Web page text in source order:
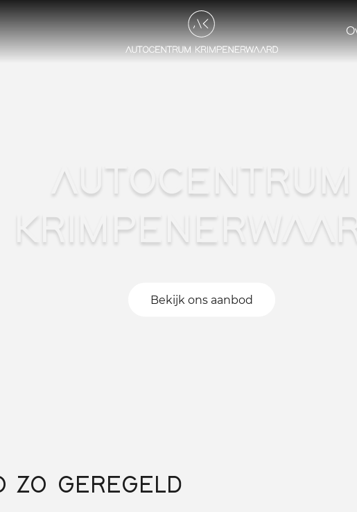
AUTOCENTRUM
Bekijk ons aanbod
ZO GEREGELD